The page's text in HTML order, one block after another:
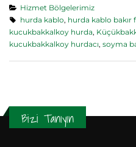
Hizmet Bölgelerimiz
hurda kablo, hurda kablo bakır
kucukbakkalkoy hurda,
kucukbakkalkoy hurdacı, soyma
Bizi Tanıyın